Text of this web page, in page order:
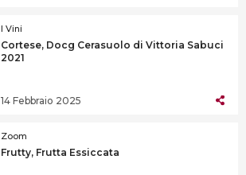
I Vini
Cortese, Docg Cerasuolo di Vittoria Sabuci
2021
14 Febbraio 2025
Zoom
Frutty, Frutta Essiccata